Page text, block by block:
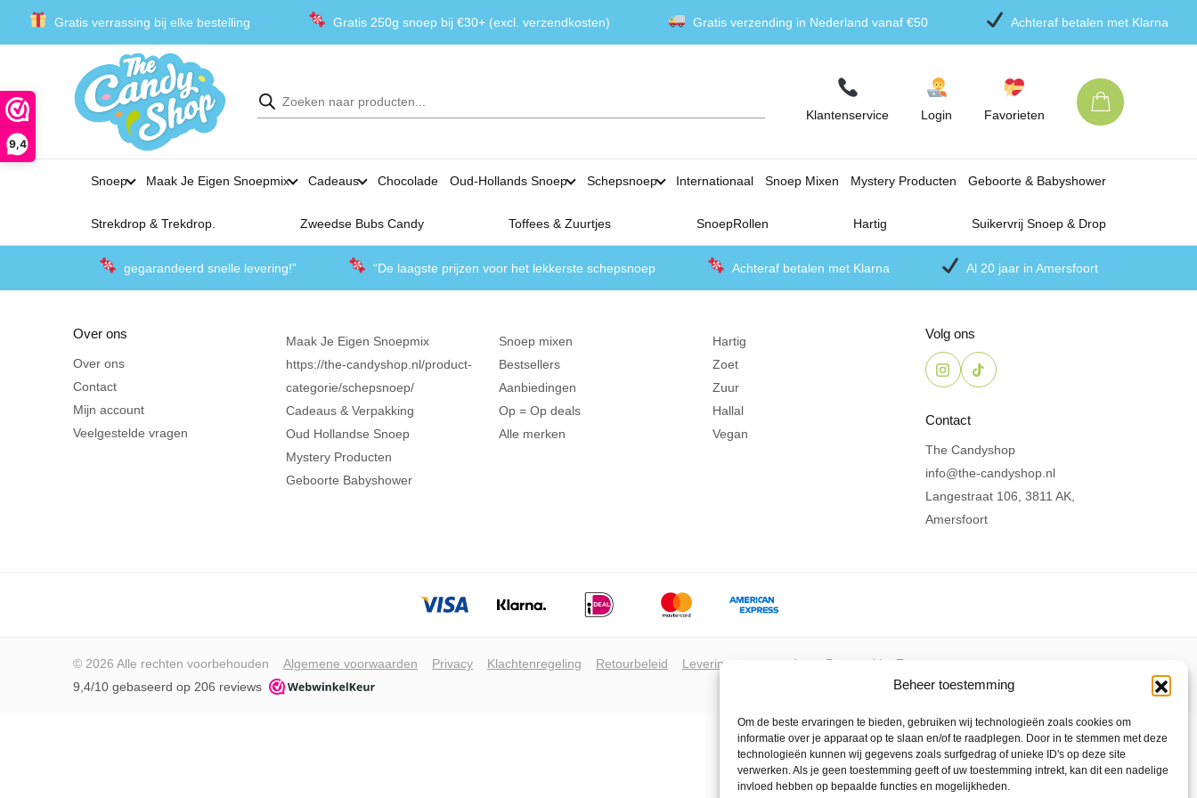
9,4
Beheer toestemming
Om de beste ervaringen te bieden, gebruiken wij technologieën zoals cookies om
informatie over je apparaat op te slaan en/of te raadplegen. Door in te stemmen met deze
technologieën kunnen wij gegevens zoals surfgedrag of unieke ID's op deze site
verwerken. Als je geen toestemming geeft of uw toestemming intrekt, kan dit een nadelige
invloed hebben op bepaalde functies en mogelijkheden.
Gratis verrassing bij elke bestelling Gratis 250g snoep bij €30+ (excl. verzendkosten) Gratis verzending in Nederland vanaf €50 Achteraf betalen met Klarna
Producten
zoeken
Klantenservice Login Favorieten
Snoep Maak Je Eigen Snoepmix Cadeaus Chocolade Oud-Hollands Snoep Schepsnoep Internationaal Snoep Mixen Mystery Producten Geboorte & Babyshower
Strekdrop & Trekdrop. Zweedse Bubs Candy Toffees & Zuurtjes SnoepRollen Hartig Suikervrij Snoep & Drop
gegarandeerd snelle levering!” “De laagste prijzen voor het lekkerste schepsnoep Achteraf betalen met Klarna Al 20 jaar in Amersfoort
Over ons
Over ons
Contact
Mijn account
Veelgestelde vragen
Maak Je Eigen Snoepmix
https://the-candyshop.nl/product-
categorie/schepsnoep/
Cadeaus & Verpakking
Oud Hollandse Snoep
Mystery Producten
Geboorte Babyshower
Snoep mixen
Bestsellers
Aanbiedingen
Op = Op deals
Alle merken
Hartig
Zoet
Zuur
Hallal
Vegan
Volg ons
Contact
The Candyshop
info@the-candyshop.nl
Langestraat 106, 3811 AK,
Amersfoort
© 2026 Alle rechten voorbehouden Algemene voorwaarden Privacy Klachtenregeling Retourbeleid Leveringsvoorwaarden
Powered by Fyrst
9,4/10 gebaseerd op 206 reviews